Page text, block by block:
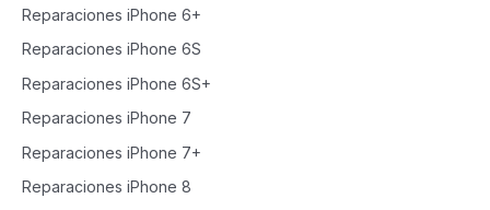
Reparaciones iPhone 6+
Reparaciones iPhone 6S
Reparaciones iPhone 6S+
Reparaciones iPhone 7
Reparaciones iPhone 7+
Reparaciones iPhone 8